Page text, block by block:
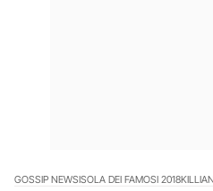
GOSSIP NEWSISOLA DEI FAMOSI 2018